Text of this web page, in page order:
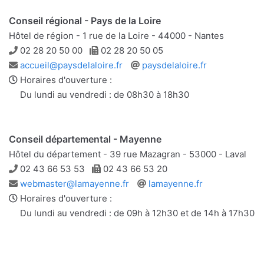
Conseil régional - Pays de la Loire
Hôtel de région - 1 rue de la Loire - 44000 - Nantes
Téléphone
02 28 20 50 00 Télécopie
02 28 20 50 05
Adresse
e-
mail
accueil@paysdelaloire.fr
Site
paysdelaloire.fr
Horaires d'ouverture :
Du lundi au vendredi : de 08h30 à 18h30
Conseil départemental - Mayenne
Hôtel du département - 39 rue Mazagran - 53000 - Laval
Téléphone
02 43 66 53 53 Télécopie
02 43 66 53 20
Adresse
e-
mail
webmaster@lamayenne.fr
Site
lamayenne.fr
Horaires d'ouverture :
Du lundi au vendredi : de 09h à 12h30 et de 14h à 17h30